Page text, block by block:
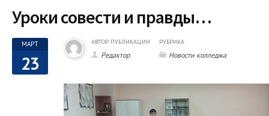
Уроки совести и правды…
МАРТ
23
АВТОР ПУБЛИКАЦИИ
Редактор
РУБРИКА
Новости колледжа